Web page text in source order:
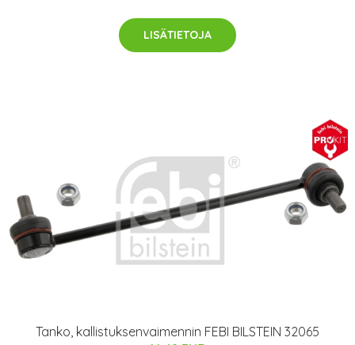
LISÄTIETOJA
Tanko, kallistuksenvaimennin FEBI BILSTEIN 32065